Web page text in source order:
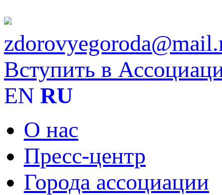
Вступить в
EN RU
О нас
Пресс-центр
Города ассоциации